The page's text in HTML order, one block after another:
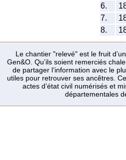
6.
7.
8.
Le chantier "relevé" est le fruit
Gen&O. Qu’ils soient remerciés
de partager l’information avec le
utiles pour retrouver ses ancêtres.
actes d’état civil numérisés et
départementales